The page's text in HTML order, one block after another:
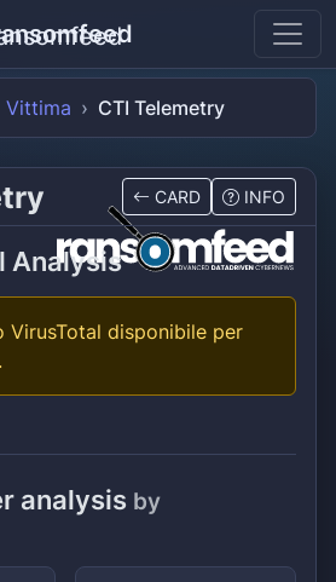
Vittima CTI Telemetry
CARD INFO
Analysis
VirusTotal disponibile per
analysis by